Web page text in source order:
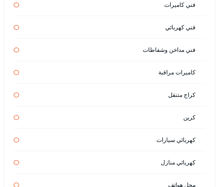
فني كاميرات
فني كهربائي
فني مداخن وشفاطات
كاميرات مراقبة
كراج متنقل
كرين
كهربائي سيارات
كهربائي منازل
محل هواتف